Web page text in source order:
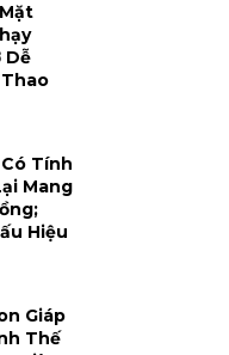
Dễ
Tính
Mang
Hiệu
Giáp
Thế